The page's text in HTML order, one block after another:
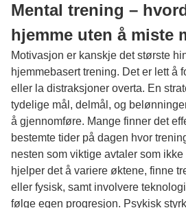
Mental trening –
hjemme uten å miste
Motivasjon er kanskje det største
hjemmebasert trening. Det er lett å
eller la distraksjoner overta. En
tydelige mål, delmål, og
å gjennomføre. Mange finner det
bestemte tider på dagen hvor
nesten som viktige avtaler som
hjelper det å variere øktene, finne
eller fysisk, samt involvere
følge egen progresjon. Psykisk